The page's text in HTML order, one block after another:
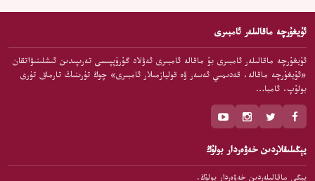
ئۇيغۇرچە ماقالىلەر ئامبىرى
ئۇيغۇرچە ماقالىلەر ئامبىرى بۇ ماقالە ئامبىرى ئەۋلاد گۇرۇپپىسى تەرىپىدىن ئىشلىنىۋاتقان
«ئۇيغۇرچە ماقالە، قەدىمىي ئەسەر ۋە قوليازمىلار ئامبىرى» چوڭ تۈرىنىڭ تارماق تۈرى
بولۇپ، ئامبا…
يېڭىلىقلاردىن خەۋەردار بولۇڭ